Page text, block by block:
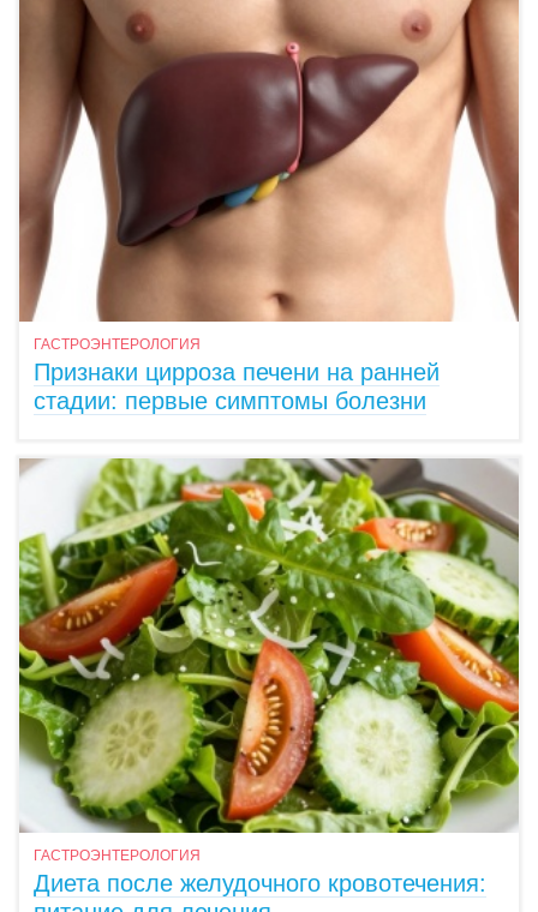
ГАСТРОЭНТЕРОЛОГИЯ
Признаки цирроза печени на ранней
стадии: первые симптомы болезни
ГАСТРОЭНТЕРОЛОГИЯ
Диета после желудочного кровотечения: